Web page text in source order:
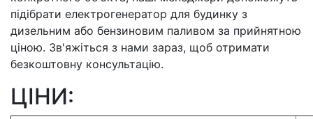
підібрати електрогенератор для будинку з
дизельним або бензиновим паливом за прийнятною
ціною. Зв'яжіться з нами зараз, щоб отримати
безкоштовну консультацію.
ЦІНИ: